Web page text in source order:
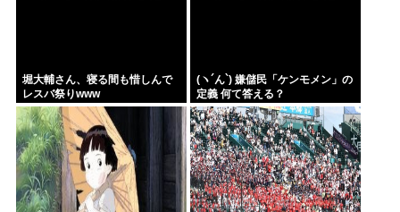
堀大輔さん、寝る間も惜しんで
レスバ祭りwww
(ヽ´ん`) 嫌儲民「ケンモメン」の
定義 何て答える？